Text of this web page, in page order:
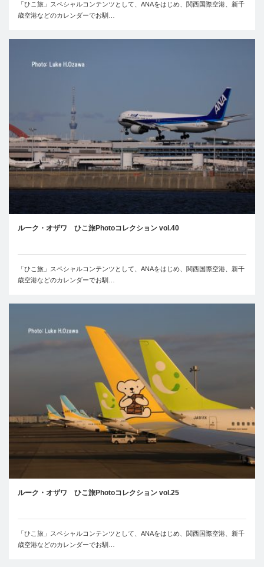
「ひこ旅」スペシャルコンテンツとして、ANAをはじめ、関西国際空港、新千
歳空港などのカレンダーでお馴…
ルーク・オザワ ひこ旅Photoコレクション vol.40
「ひこ旅」スペシャルコンテンツとして、ANAをはじめ、関西国際空港、新千
歳空港などのカレンダーでお馴…
ルーク・オザワ ひこ旅Photoコレクション vol.25
「ひこ旅」スペシャルコンテンツとして、ANAをはじめ、関西国際空港、新千
歳空港などのカレンダーでお馴…